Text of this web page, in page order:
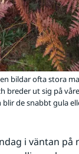
bildar ofta stora
breder ut sig på
de snabbt gula
i väntan på